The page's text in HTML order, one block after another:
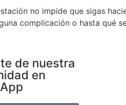
no impide que sigas
complicación o hasta qué
de nuestra
en